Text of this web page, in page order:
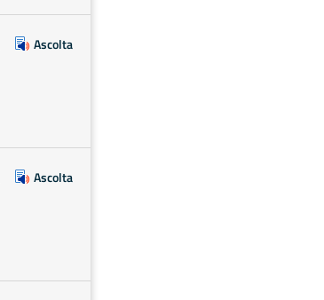
Ascolta
Ascolta